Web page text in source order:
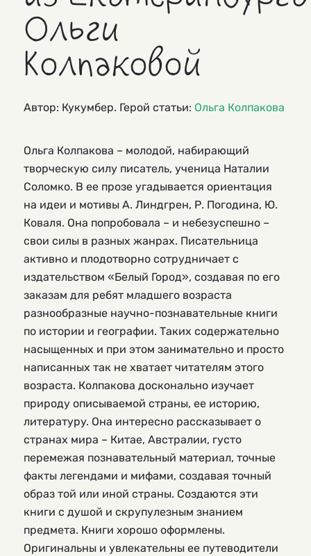
Ольги
Колпаковой
Автор: Кукумбер. Герой статьи: Ольга Колпакова
Ольга Колпакова – молодой, набирающий
творческую силу писатель, ученица Наталии
Соломко. В ее прозе угадывается ориентация
на идеи и мотивы А. Линдгрен, Р. Погодина, Ю.
Коваля. Она попробовала – и небезуспешно –
свои силы в разных жанрах. Писательница
активно и плодотворно сотрудничает с
издательством «Белый Город», создавая по его
заказам для ребят младшего возраста
разнообразные научно-познавательные книги
по истории и географии. Таких содержательно
насыщенных и при этом занимательно и просто
написанных так не хватает читателям этого
возраста. Колпакова досконально изучает
природу описываемой страны, ее историю,
литературу. Она интересно рассказывает о
странах мира – Китае, Австралии, густо
перемежая познавательный материал, точные
факты легендами и мифами, создавая точный
образ той или иной страны. Создаются эти
книги с душой и скрупулезным знанием
предмета. Книги хорошо оформлены.
Оригинальны и увлекательны ее путеводители